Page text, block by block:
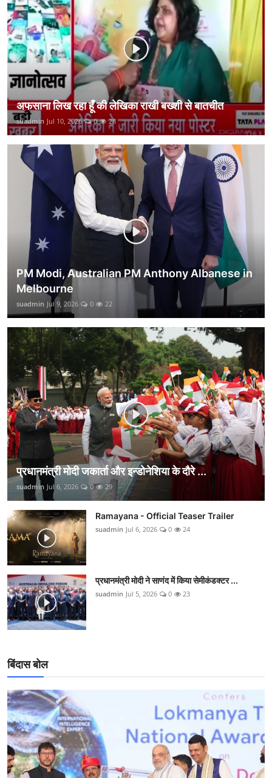
कानून
राजनीति
वीडियो
अफसाना लिख रहा हूँ की लेखिका राखी बख्शी से बातचीत
suadmin Jul 10, 2026 0 28
PM Modi, Australian PM Anthony Albanese in
Melbourne
suadmin Jul 9, 2026 0 22
प्रधानमंत्री मोदी जकार्ता और इन्डोनेशिया के दौरे ...
suadmin Jul 6, 2026 0 29
Ramayana - Official Teaser Trailer
suadmin Jul 6, 2026 0 24
प्रधानमंत्री मोदी ने साणंद में किया सेमीकंडक्टर ...
suadmin Jul 5, 2026 0 23
बिंदास बोल